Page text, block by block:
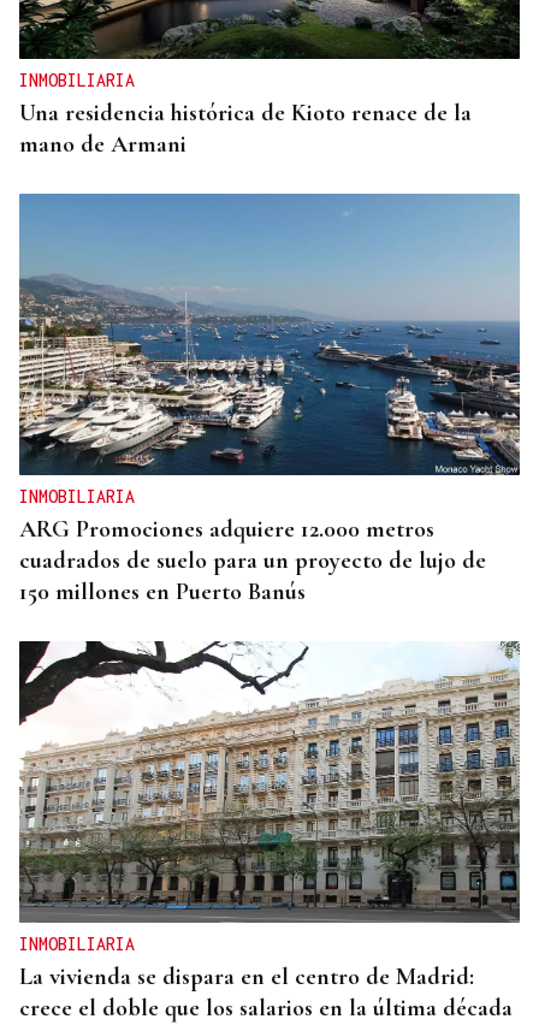
INMOBILIARIA
Una residencia histórica de Kioto renace de la
mano de Armani
INMOBILIARIA
ARG Promociones adquiere 12.000 metros
cuadrados de suelo para un proyecto de lujo de
150 millones en Puerto Banús
INMOBILIARIA
La vivienda se dispara en el centro de Madrid:
crece el doble que los salarios en la última década